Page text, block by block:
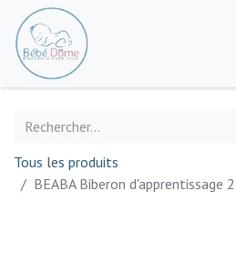
Tous les produits
BEABA Biberon d'apprentissage